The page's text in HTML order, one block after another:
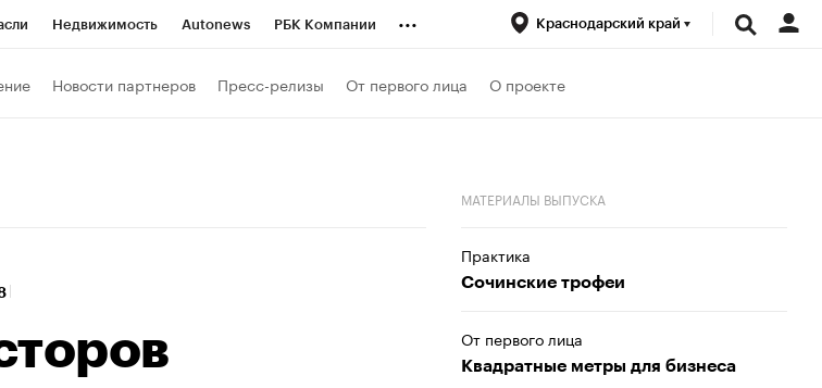
Недвижимость Autonews РБК Компании ... Краснодарский край
Новости партнеров Пресс-релизы От первого лица О проекте
МАТЕРИАЛЫ ВЫПУСКА
Практика
Сочинские трофеи
От первого лица
Квадратные метры для бизнеса